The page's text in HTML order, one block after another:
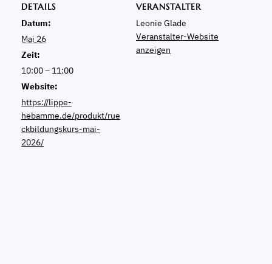
DETAILS
Datum:
Mai 26
Zeit:
10:00 – 11:00
Website:
https://lippe-
hebamme.de/produkt/rue
ckbildungskurs-mai-
2026/
VERANSTALTER
Leonie Glade
Veranstalter-Website
anzeigen